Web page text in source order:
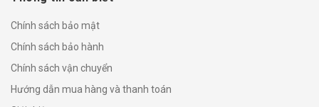
Chính sách bảo mật
Chính sách bảo hành
Chính sách vận chuyển
Hướng dẫn mua hàng và thanh toán